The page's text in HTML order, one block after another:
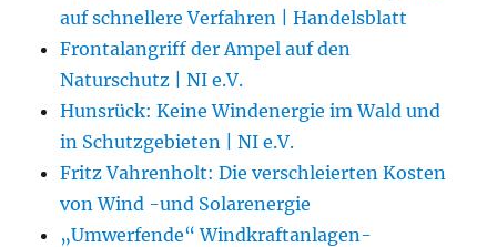
auf schnellere Verfahren | Handelsblatt
Frontalangriff der Ampel auf den
Naturschutz | NI e.V.
Hunsrück: Keine Windenergie im Wald und
in Schutzgebieten | NI e.V.
Fritz Vahrenholt: Die verschleierten Kosten
von Wind -und Solarenergie
„Umwerfende“ Windkraftanlagen-